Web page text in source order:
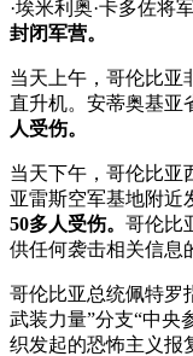
·埃米利奥·卡多佐将
封闭军营。
当天上午，哥伦比亚
直升机。安蒂奥基亚
人受伤。
当天下午，哥伦比亚
亚雷斯空军基地附近
50多人受伤。 哥伦比
供任何袭击相关信息
哥伦比亚总统佩特罗
武装力量”分支“中央
织发起的恐怖主义报